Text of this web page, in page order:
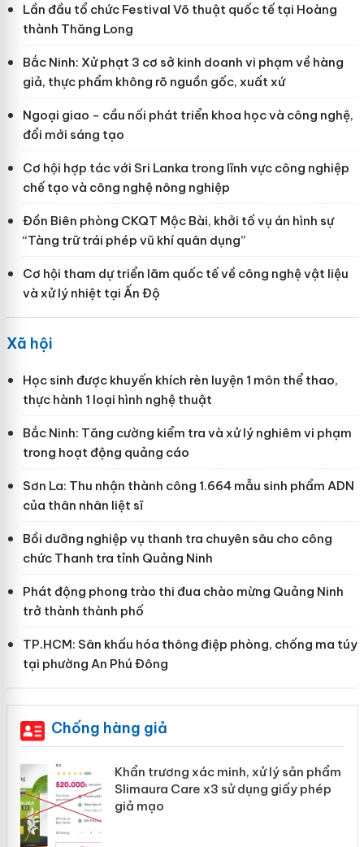
Lần đầu tổ chức Festival Võ thuật quốc tế tại Hoàng
thành Thăng Long
Bắc Ninh: Xử phạt 3 cơ sở kinh doanh vi phạm về hàng
giả, thực phẩm không rõ nguồn gốc, xuất xứ
Ngoại giao - cầu nối phát triển khoa học và công nghệ,
đổi mới sáng tạo
Cơ hội hợp tác với Sri Lanka trong lĩnh vực công nghiệp
chế tạo và công nghệ nông nghiệp
Đồn Biên phòng CKQT Mộc Bài, khởi tố vụ án hình sự
“Tàng trữ trái phép vũ khí quân dụng”
Cơ hội tham dự triển lãm quốc tế về công nghệ vật liệu
và xử lý nhiệt tại Ấn Độ
Xã hội
Học sinh được khuyến khích rèn luyện 1 môn thể thao,
thực hành 1 loại hình nghệ thuật
Bắc Ninh: Tăng cường kiểm tra và xử lý nghiêm vi phạm
trong hoạt động quảng cáo
Sơn La: Thu nhận thành công 1.664 mẫu sinh phẩm ADN
của thân nhân liệt sĩ
Bồi dưỡng nghiệp vụ thanh tra chuyên sâu cho công
chức Thanh tra tỉnh Quảng Ninh
Phát động phong trào thi đua chào mừng Quảng Ninh
trở thành thành phố
TP.HCM: Sân khấu hóa thông điệp phòng, chống ma túy
tại phường An Phú Đông
Chống hàng giả
Khẩn trương xác minh, xử lý sản phẩm
Slimaura Care x3 sử dụng giấy phép
giả mạo